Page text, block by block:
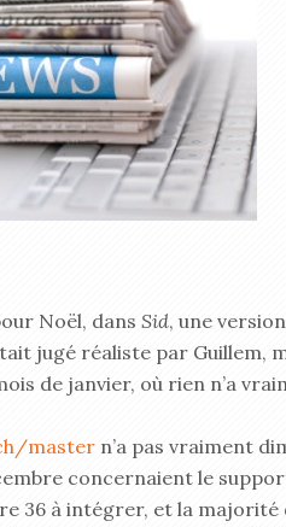
Noël, dans Sid, une
jugé réaliste par Guillem,
de janvier, où rien n’a
master n’a pas vraiment
concernaient le
36 à intégrer, et la majorité